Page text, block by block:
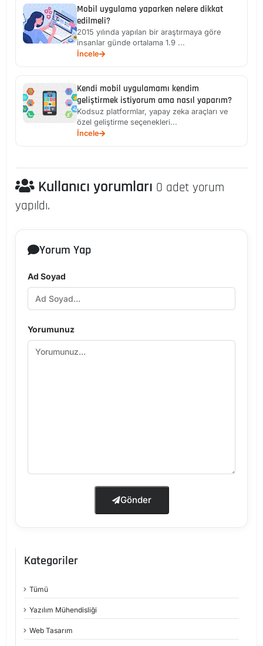
Mobil uygulama yaparken nelere dikkat
edilmeli?
2015 yılında yapılan bir araştırmaya göre
insanlar günde ortalama 1.9 ...
İncele
Kendi mobil uygulamamı kendim
geliştirmek istiyorum ama nasıl yaparım?
Kodsuz platformlar, yapay zeka araçları ve
özel geliştirme seçenekleri...
İncele
Kullanıcı yorumları 0 adet yorum
yapıldı.
Yorum Yap
Ad Soyad
Yorumunuz
Gönder
Kategoriler
Tümü
Yazılım Mühendisliği
Web Tasarım